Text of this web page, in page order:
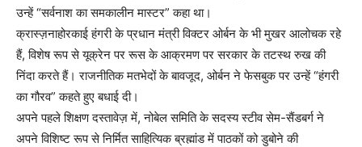
उन्हें “सर्वनाश का समकालीन मास्टर” कहा था।
क्रास्ज़नाहोरकाई हंगरी के प्रधान मंत्री विक्टर ओर्बन के भी मुखर आलोचक रहे
हैं, विशेष रूप से यूक्रेन पर रूस के आक्रमण पर सरकार के तटस्थ रुख की
निंदा करते हैं। राजनीतिक मतभेदों के बावजूद, ओर्बन ने फेसबुक पर उन्हें “हंगरी
का गौरव” कहते हुए बधाई दी।
अपने पहले शिक्षण दस्तावेज़ में, नोबेल समिति के सदस्य स्टीव सेम-सैंडबर्ग ने
अपने विशिष्ट रूप से निर्मित साहित्यिक ब्रह्मांड में पाठकों को डुबोने की